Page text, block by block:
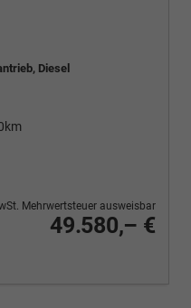
Diesel
49.580,– €
Mehrwertsteuer ausweisbar